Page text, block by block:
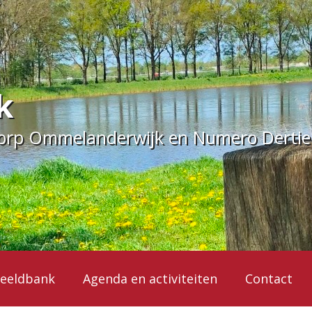
Ommelanderwijk en Numero
Agenda en activiteiten Contact